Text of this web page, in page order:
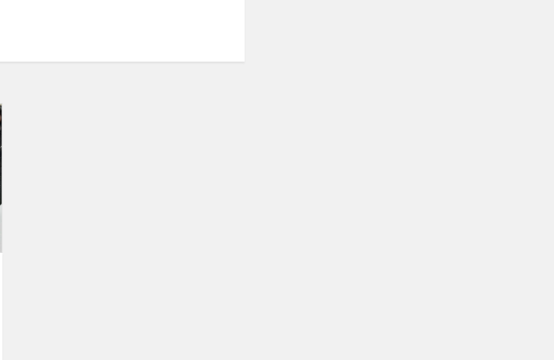
Atsisveikinome
su
eglute